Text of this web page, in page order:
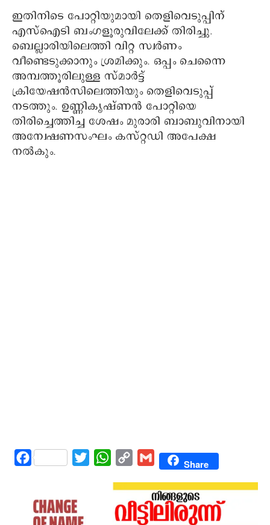
ഇതിനിടെ പോറ്റിയുമായി തെളിവെടുപ്പിന്
എസ്‌ഐടി ബംഗളൂരുവിലേക്ക് തിരിച്ചു.
ബെല്ലാരിയിലെത്തി വിറ്റ സ്വര്‍ണം
വീണ്ടെടുക്കാനും ശ്രമിക്കും. ഒപ്പം ചെന്നൈ
അമ്പത്തൂരിലുള്ള സ്മാര്‍ട്ട്
ക്രിയേഷന്‍സിലെത്തിയും തെളിവെടുപ്പ്
നടത്തും. ഉണ്ണികൃഷ്ണന്‍ പോറ്റിയെ
തിരിച്ചെത്തിച്ച ശേഷം മുരാരി ബാബുവിനായി
അന്വേഷണസംഘം കസ്റ്റഡി അപേക്ഷ
നല്‍കും.
Facebook Twitter WhatsAppCopy
Gmail Share